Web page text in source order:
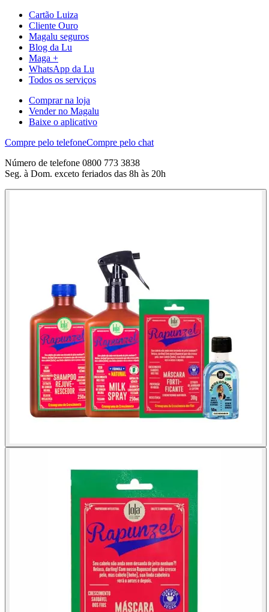
Cartão Luiza
Cliente Ouro
Magalu seguros
Blog da Lu
Maga +
WhatsApp da Lu
Todos os serviços
Comprar na loja
Vender no Magalu
Baixe o aplicativo
Compre pelo telefoneCompre pelo chat
Número de telefone 0800 773 3838
Seg. à Dom. exceto feriados das 8h às 20h